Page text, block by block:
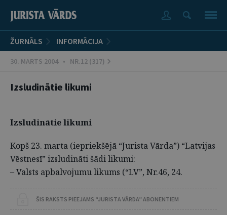
ŽURNĀLS INFORMĀCIJA
30. MARTS 2004 • NR.12 (317)
Izsludinātie likumi
Izsludinātie likumi
Kopš 23. marta (iepriekšējā “Jurista Vārda”) “Latvijas
Vēstnesī” izsludināti šādi likumi:
– Valsts apbalvojumu likums (“LV”, Nr.46, 24.
ŠIS RAKSTS PIEEJAMS “JURISTA VĀRDA” ABONENTIEM